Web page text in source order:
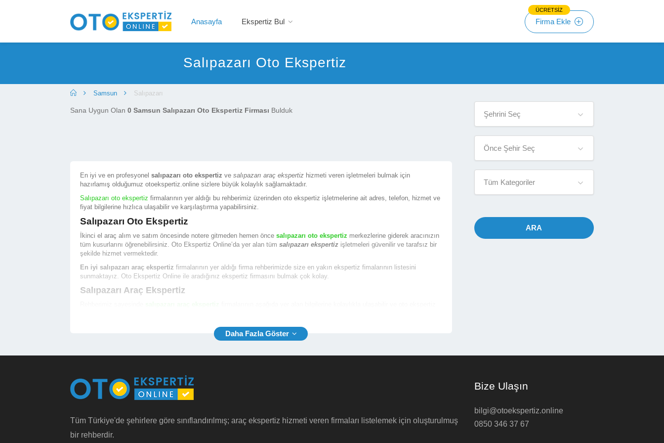
Anasayfa Ekspertiz Bul
ÜCRETSİZ
Firma Ekle
Salıpazarı Oto Ekspertiz
Samsun Salıpazarı
Sana Uygun Olan 0 Samsun Salıpazarı Oto Ekspertiz Firması Bulduk
En iyi ve en profesyonel salıpazarı oto ekspertiz ve salıpazarı araç ekspertiz hizmeti veren işletmeleri bulmak için
hazırlamış olduğumuz otoekspertiz.online sizlere büyük kolaylık sağlamaktadır.
Salıpazarı oto ekspertiz firmalarının yer aldığı bu rehberimiz üzerinden oto ekspertiz işletmelerine ait adres, telefon, hizmet ve
fiyat bilgilerine hızlıca ulaşabilir ve karşılaştırma yapabilirsiniz.
Salıpazarı Oto Ekspertiz
İkinci el araç alım ve satım öncesinde notere gitmeden hemen önce salıpazarı oto ekspertiz merkezlerine giderek aracınızın
tüm kusurlarını öğrenebilirsiniz. Oto Ekspertiz Online’da yer alan tüm salıpazarı ekspertiz işletmeleri güvenilir ve tarafsız bir
şekilde hizmet vermektedir.
En iyi salıpazarı araç ekspertiz firmalarının yer aldığı firma rehberimizde size en yakın ekspertiz fimalarının listesini
sunmaktayız. Oto Ekspertiz Online ile aradığınız ekspertiz firmasını bulmak çok kolay.
Salıpazarı Araç Ekspertiz
İşletme Hizmet Çalışma Fotoğrafları
İşletme Bölgesindeki Noterlerin Bilgileri
İşletme Hakkında Detaylı Bilgi (Ödeme Yöntemi, Web Site vb.)
Türkiye genelinde yer alanen iyi samsun oto ekspertiz firmaları
Salıpazarı Oto Ekspertiz Fiyatı
gösterebilmektedir. Binek otomobil araçlar için
Şehrini Seç
Önce Şehir Seç
Tüm Kategoriler
ARA
Tüm Türkiye'de şehirlere göre sınıflandırılmış; araç ekspertiz hizmeti veren firmaları listelemek için oluşturulmuş
bir rehberdir.
Bize Ulaşın
bilgi@otoekspertiz.online
0850 346 37 67